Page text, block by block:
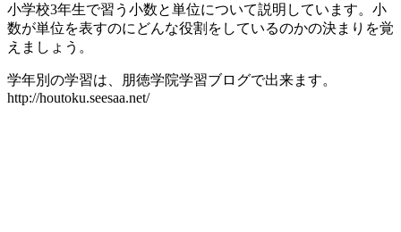
小学校3年生で習う小数と単位について説明しています。小
数が単位を表すのにどんな役割をしているのかの決まりを覚
えましょう。
学年別の学習は、朋徳学院学習ブログで出来ます。
http://houtoku.seesaa.net/